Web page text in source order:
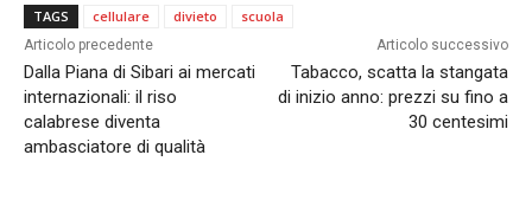
TAGS cellulare divieto scuola
Articolo precedente
Dalla Piana di Sibari ai mercati
internazionali: il riso
calabrese diventa
ambasciatore di qualità
Articolo successivo
Tabacco, scatta la stangata
di inizio anno: prezzi su fino a
30 centesimi